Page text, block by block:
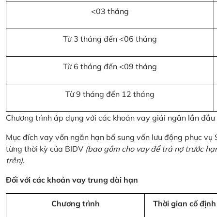
<03 tháng
Từ 3 tháng đến <06 tháng
Từ 6 tháng đến <09 tháng
Từ 9 tháng đến 12 tháng
Chương trình áp dụng với các khoản vay giải ngân lần
Mục đích vay vốn ngắn hạn bổ sung vốn lưu động phục
từng thời kỳ của BIDV (bao gồm cho vay để trả nợ trước
trên).
Đối với các khoản vay trung dài hạn
Chương trình Thời gian cố